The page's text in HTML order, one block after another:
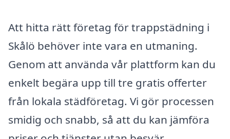
Att hitta rätt företag för trappstädning i
Skålö behöver inte vara en utmaning.
Genom att använda vår plattform kan du
enkelt begära upp till tre gratis offerter
från lokala städföretag. Vi gör processen
smidig och snabb, så att du kan jämföra